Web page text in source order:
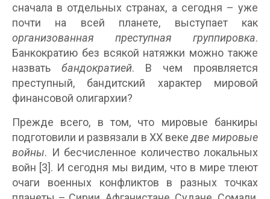
сначала в отдельных странах, а сегодня – уже
почти на всей планете, выступает как
организованная преступная группировка.
Банкократию без всякой натяжки можно также
назвать бандократией. В чем проявляется
преступный, бандитский характер мировой
финансовой олигархии?
Прежде всего, в том, что мировые банкиры
подготовили и развязали в XX векедве мировые
войны. И бесчисленное количество локальных
войн [3]. И сегодня мы видим, что в мире тлеют
очаги военных конфликтов в разных точках